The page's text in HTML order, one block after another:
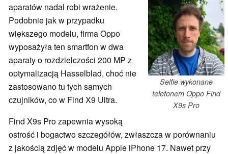
Selfie wykonane
telefonem Oppo Find
X9s Pro
aparatów nadal robi wrażenie.
Podobnie jak w przypadku
większego modelu, firma Oppo
wyposażyła ten smartfon w dwa
aparaty o rozdzielczości 200 MP z
optymalizacją Hasselblad, choć nie
zastosowano tu tych samych
czujników, co w Find X9 Ultra.
Find X9s Pro zapewnia wysoką
ostrość i bogactwo szczegółów, zwłaszcza w porównaniu
z jakością zdjęć w modelu Apple iPhone 17. Nawet przy